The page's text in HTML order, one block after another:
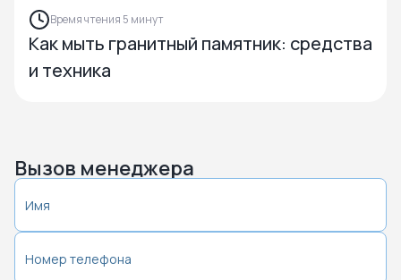
Время чтения 5 минут
Как мыть гранитный памятник: средства
и техника
Вызов менеджера